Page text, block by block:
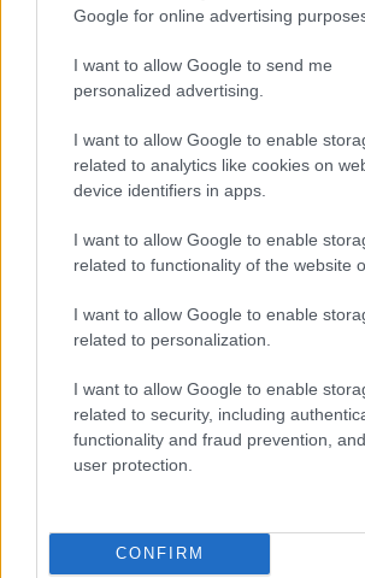
Google for online advertising
I want to allow Google to send me
personalized advertising.
I want to allow Google to enable
related to analytics like cookies on
device identifiers in apps.
I want to allow Google to enable
related to functionality of the website
I want to allow Google to enable
related to personalization.
I want to allow Google to enable
related to security, including
functionality and fraud prevention,
user protection.
CONFIRM
Samsung Galaxy S25
Nelly GSM
245.000 Ft (használt)
Apple iPhone 16